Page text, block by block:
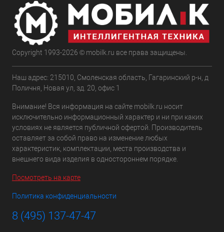
Copyright 1993-2026 © mobilk.ru все права защищены.
Наш адрес: 215010, Смоленская область, Гагаринский р-н, д
Поличня, Новая ул, зд. 20, офис 1
Внимание! Вся информация на сайте mobilk.ru носит
исключительно информационный характер и ни при каких
условиях не является публичной офертой. Производитель
оставляет за собой право на изменение любых
характеристик, комплектации, места производства и
внешнего вида изделия в одностороннем порядке.
Посмотреть на карте
Политика конфиденциальности
8 (495) 137-47-47